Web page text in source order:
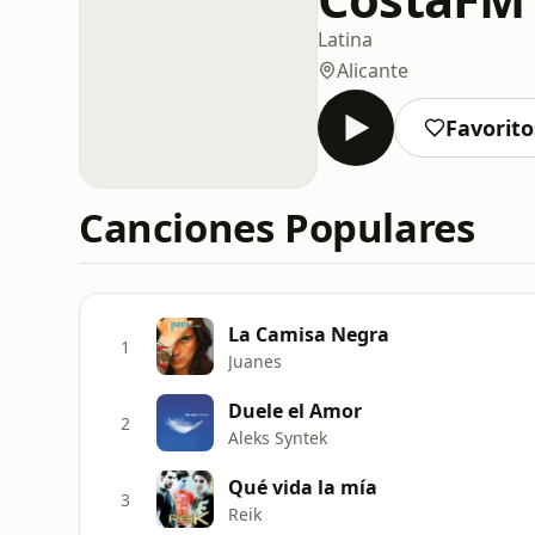
Latina
Alicante
Canciones Populares
1 La Camisa Negra
Juanes
2 Duele el Amor
Aleks Syntek
3 Qué vida la mía
Reik